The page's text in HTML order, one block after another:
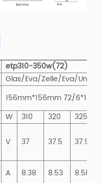
etp310-350w(72)
Glas/Eva/Zelle/Eva/
156mm*156mm 72/6*12 Stk
W 310 320 325
V 37 37.5 37.9
A 8.38 8.53 8.58